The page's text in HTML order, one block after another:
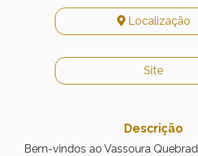
Localização
Site
Descrição
Bem-vindos ao Vassoura